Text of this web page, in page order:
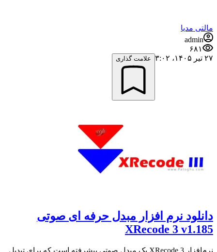
مالتی مدیا
admin
۶۸۱
۲۷ تیر ۱۴۰۵،‏ ۳:۰۲
علامت گذاری
دانلود نرم افزار مبدل حرفه ای صوتی
XRecode 3 v1.185